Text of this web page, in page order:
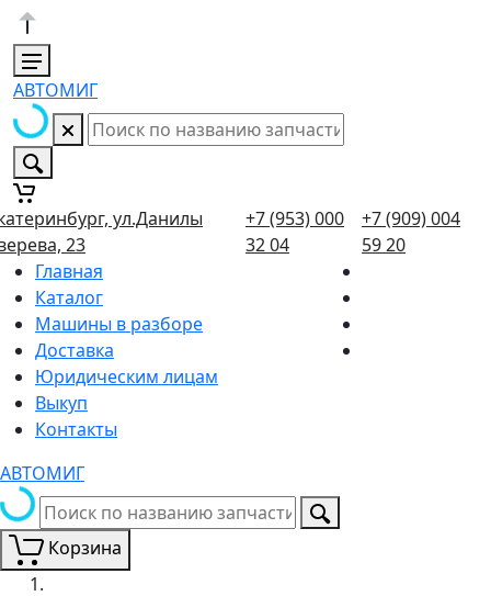
АВТОМИГ
ул.Данилы
23
+7 (953) 000
32 04
+7 (909) 004
59 20
Главная
Каталог
Машины в разборе
Доставка
Юридическим лицам
Выкуп
Контакты
АВТОМИГ
Корзина